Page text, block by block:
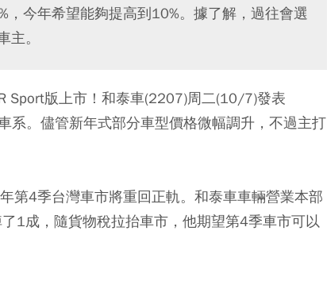
，今年希望能夠提高到10%。據了解，過往會選
。
Sport版上市！和泰車(2207)周二(10/7)發表
車系。儘管新年式部分車型價格微幅調升，不過主打
第4季台灣車市將重回正軌。和泰車車輛營業本部
1成，隨貨物稅拉抬車市，他期望第4季車市可以